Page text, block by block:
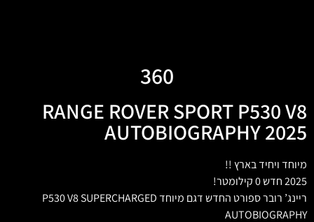
360
RANGE ROVER SPORT P530 V8
AUTOBIOGRAPHY 2025
מיוחד ויחיד בארץ !!
2025 חדש 0 קילומטר!
ריינג’ רובר ספורט החדש דגם מיוחד P530 V8 SUPERCHARGED
AUTOBIOGRAPHY